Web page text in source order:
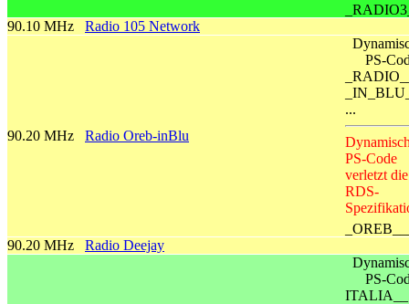
90.10 MHz
Radio 105 Network
90.20 MHz Radio Oreb-inBlu
PS-
...
PS-Code
verletzt die
RDS-
90.20 MHz
Radio Deejay
PS-
ITALIA__